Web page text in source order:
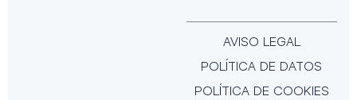
AVISO LEGAL
POLÍTICA DE DATOS
POLÍTICA DE COOKIES